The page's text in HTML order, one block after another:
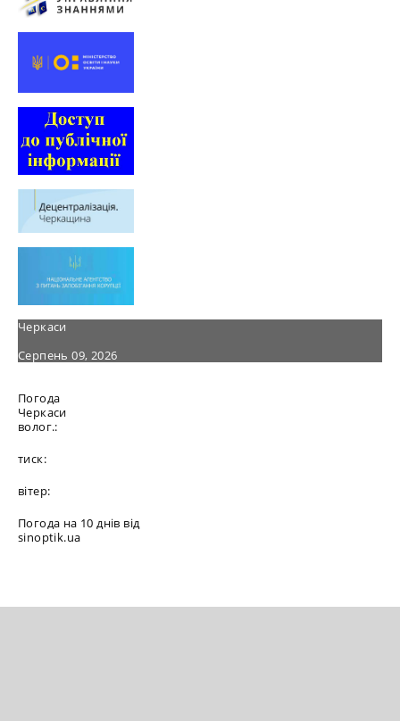
Черкаси
Серпень 09, 2026
Погода
Черкаси
волог.:
тиск:
вітер:
Погода на 10 днів від
sinoptik.ua